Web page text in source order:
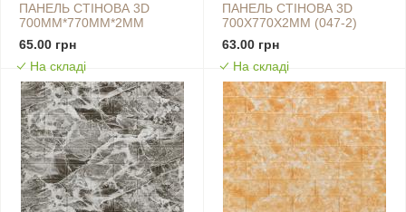
ПАНЕЛЬ СТІНОВА 3D
700ММ*770ММ*2ММ
КОРИЧНЕВИЙ SW-
00001910
65.00 грн
На складі
ПАНЕЛЬ СТІНОВА 3D
700Х770Х2ММ (047-2)
КАТИРИНОСЛАВСЬКА
ЦЕГЛА SW-00001916
63.00 грн
На складі